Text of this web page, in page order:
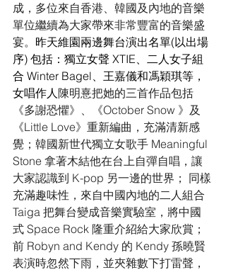
成，多位來自香港、韓國及內地的音樂
單位繼續為大家帶來非常豐富的音樂盛
宴。 昨天維園兩邊舞台演出名單(以出場
序) 包括：獨立女聲 XTIE、二人女子組
合 Winter Bagel、王嘉儀和馮穎琪等，
女唱作人陳明憙把她的三首作品包括
《多謝恐懼》、《October Snow 》及
《Little Love》重新編曲，充滿清新感
覺；韓國新世代獨立女歌手 Meaningful
Stone 拿著木結他在台上自彈自唱，讓
大家認識到 K-pop 另一邊的世界； 同樣
充滿趣味性，來自中國內地的二人組合
Taiga 把舞台變成音樂實驗室，將中國
式 Space Rock 隆重介紹給大家欣賞；
前 Robyn and Kendy 的 Kendy 孫曉賢
表演時忽然下雨，並夾雜數下打雷聲，